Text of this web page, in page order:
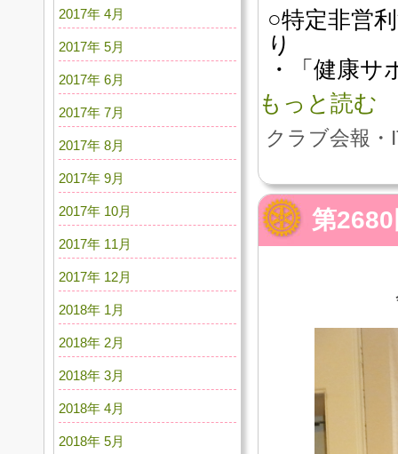
○特定非営
り
・「健康
もっと読む
クラブ会報・
第
2017年 4月
2017年 5月
2017年 6月
2017年 7月
2017年 8月
2017年 9月
2017年 10月
2017年 11月
2017年 12月
2018年 1月
2018年 2月
2018年 3月
2018年 4月
2018年 5月